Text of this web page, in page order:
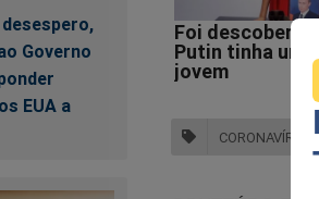
Governo
EUA a
Você quer saber
É simples, fácil e
CORONAVÍRUS